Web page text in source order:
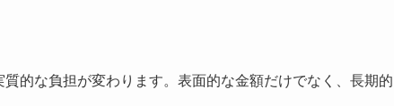
的な負担が変わります。表面的な金額だけでなく、長期的